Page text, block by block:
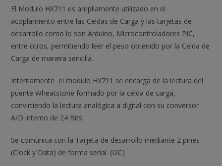
El Modulo HX711 es ampliamente utilizado en el
acoplamiento entre las Celdas de Carga y las tarjetas de
desarrollo como lo son Arduino, Microcontroladores PIC,
entre otros, permitiendo leer el peso obtenido por la Celda de
Carga de manera sencilla.
Internamente el modulo HX711 se encarga de la lectura del
puente Wheatstone formado por la celda de carga,
convirtiendo la lectura analógica a digital con su conversor
A/D interno de 24 Bits.
Se comunica con la Tarjeta de desarrollo mediante 2 pines
(Clock y Data) de forma serial. (I2C)